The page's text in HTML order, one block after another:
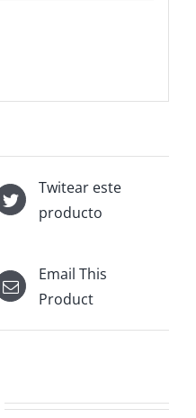
Twitear este
producto
Email This
Product